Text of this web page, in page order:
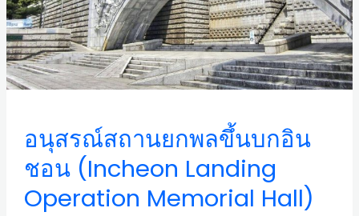
อนุสรณ์สถานยกพลขึ้นบกอิน
ชอน (Incheon Landing
Operation Memorial Hall)
อิน
ชอน
(Incheon
Landing
Hall)